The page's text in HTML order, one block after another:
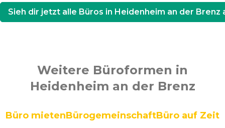
Sieh dir jetzt alle Büros in Heidenheim an der Brenz
Weitere Büroformen in
Heidenheim an der Brenz
Büro mietenBürogemeinschaftBüro auf Zeit